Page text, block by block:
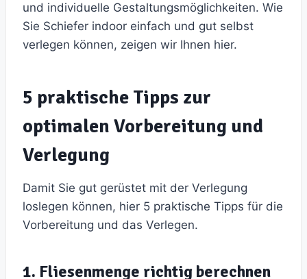
und individuelle Gestaltungsmöglichkeiten. Wie
Sie Schiefer indoor einfach und gut selbst
verlegen können, zeigen wir Ihnen hier.
5 praktische Tipps zur
optimalen Vorbereitung und
Verlegung
Damit Sie gut gerüstet mit der Verlegung
loslegen können, hier 5 praktische Tipps für die
Vorbereitung und das Verlegen.
1. Fliesenmenge richtig berechnen